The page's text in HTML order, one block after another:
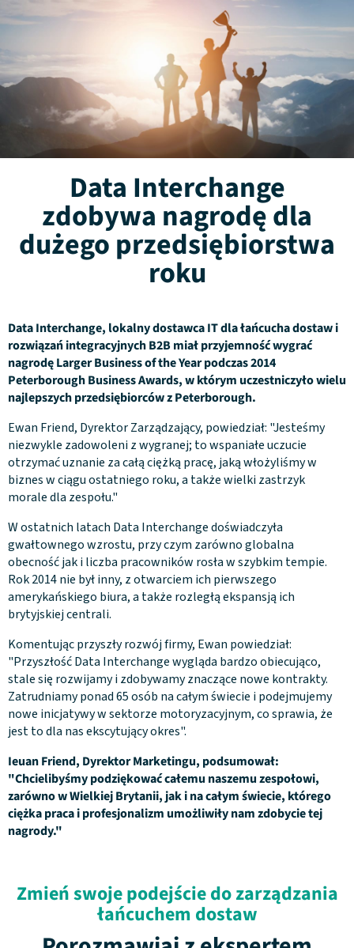
Data Interchange
zdobywa nagrodę dla
dużego przedsiębiorstwa
roku
Data Interchange, lokalny dostawca IT dla łańcucha dostaw i
rozwiązań integracyjnych B2B miał przyjemność wygrać
nagrodę Larger Business of the Year podczas 2014
Peterborough Business Awards, w którym uczestniczyło wielu
najlepszych przedsiębiorców z Peterborough.
Ewan Friend, Dyrektor Zarządzający, powiedział: "Jesteśmy
niezwykle zadowoleni z wygranej; to wspaniałe uczucie
otrzymać uznanie za całą ciężką pracę, jaką włożyliśmy w
biznes w ciągu ostatniego roku, a także wielki zastrzyk
morale dla zespołu."
W ostatnich latach Data Interchange doświadczyła
gwałtownego wzrostu, przy czym zarówno globalna
obecność jak i liczba pracowników rosła w szybkim tempie.
Rok 2014 nie był inny, z otwarciem ich pierwszego
amerykańskiego biura, a także rozległą ekspansją ich
brytyjskiej centrali.
Komentując przyszły rozwój firmy, Ewan powiedział:
"Przyszłość Data Interchange wygląda bardzo obiecująco,
stale się rozwijamy i zdobywamy znaczące nowe kontrakty.
Zatrudniamy ponad 65 osób na całym świecie i podejmujemy
nowe inicjatywy w sektorze motoryzacyjnym, co sprawia, że
jest to dla nas ekscytujący okres".
Ieuan Friend, Dyrektor Marketingu, podsumował:
"Chcielibyśmy podziękować całemu naszemu zespołowi,
zarówno w Wielkiej Brytanii, jak i na całym świecie, którego
ciężka praca i profesjonalizm umożliwiły nam zdobycie tej
nagrody."
Zmień swoje podejście do zarządzania
łańcuchem dostaw